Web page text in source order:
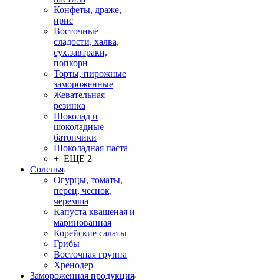
Конфеты, драже,
ирис
Восточные
сладости, халва,
сух.завтраки,
попкорн
Торты, пирожные
замороженные
Жевательная
резинка
Шоколад и
шоколадные
батончики
Шоколадная паста
+ ЕЩЕ 2
Соленья
Огурцы, томаты,
перец, чеснок,
черемша
Капуста квашеная и
маринованная
Корейские салаты
Грибы
Восточная группа
Хренодер
Замороженная продукция